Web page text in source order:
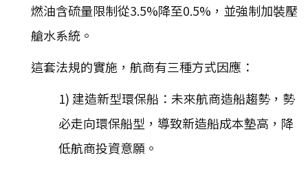
燃油含硫量限制從3.5%降至0.5%，並強制加裝壓
艙水系統。
這套法規的實施，航商有三種方式因應：
1) 建造新型環保船：未來航商造船趨勢，勢
必走向環保船型，導致新造船成本墊高，降
低航商投資意願。